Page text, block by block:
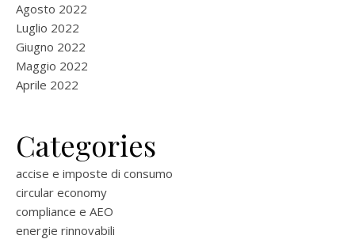
Agosto 2022
Luglio 2022
Giugno 2022
Maggio 2022
Aprile 2022
Categories
accise e imposte di consumo
circular economy
compliance e AEO
energie rinnovabili